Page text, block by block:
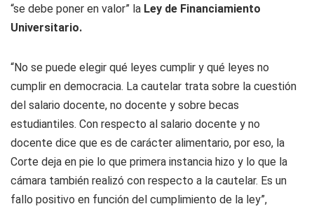
“se debe poner en valor” la Ley de Financiamiento
Universitario.
“No se puede elegir qué leyes cumplir y qué leyes no
cumplir en democracia. La cautelar trata sobre la cuestión
del salario docente, no docente y sobre becas
estudiantiles. Con respecto al salario docente y no
docente dice que es de carácter alimentario, por eso, la
Corte deja en pie lo que primera instancia hizo y lo que la
cámara también realizó con respecto a la cautelar. Es un
fallo positivo en función del cumplimiento de la ley”,